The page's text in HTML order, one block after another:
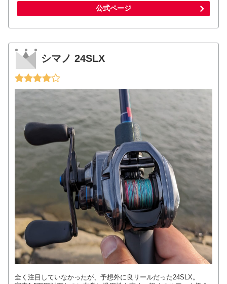
公式ページ
シマノ 24SLX
全く注目していなかったが、予想外に良リールだった24SLX。